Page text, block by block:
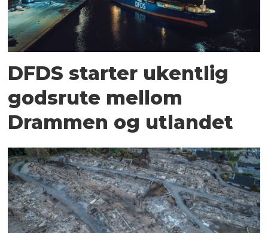
DFDS starter ukentlig
godsrute mellom
Drammen og utlandet